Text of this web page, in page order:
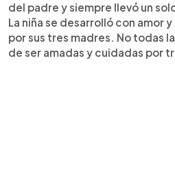
del padre y siempre llevó un
La niña se desarrolló con amor
por sus tres madres. No todas
de ser amadas y cuidadas por